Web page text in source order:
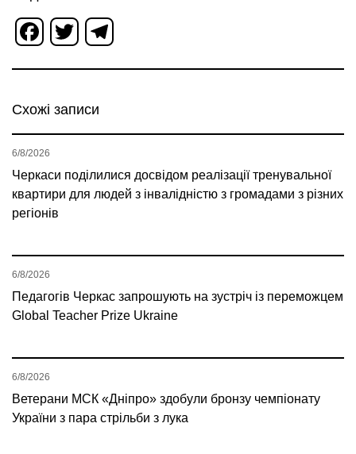
Facebook
Twitter
Схожі записи
Черкаси поділилися досвідом реалізації тренувальної
квартири для людей з інвалідністю з громадами з різних
регіонів
6/8/2026
Педагогів Черкас запрошують на зустріч із переможцем
Global Teacher Prize Ukraine
6/8/2026
Ветерани МСК «Дніпро» здобули бронзу чемпіонату
України з пара стрільби з лука
6/8/2026